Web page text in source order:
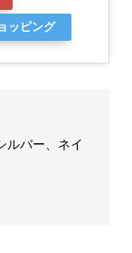
ッピング
ルバー、ネイ